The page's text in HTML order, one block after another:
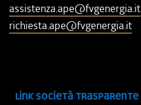
assistenza.ape@fvgenergia.it
richiesta.ape@fvgenergia.it
Link società trasparente